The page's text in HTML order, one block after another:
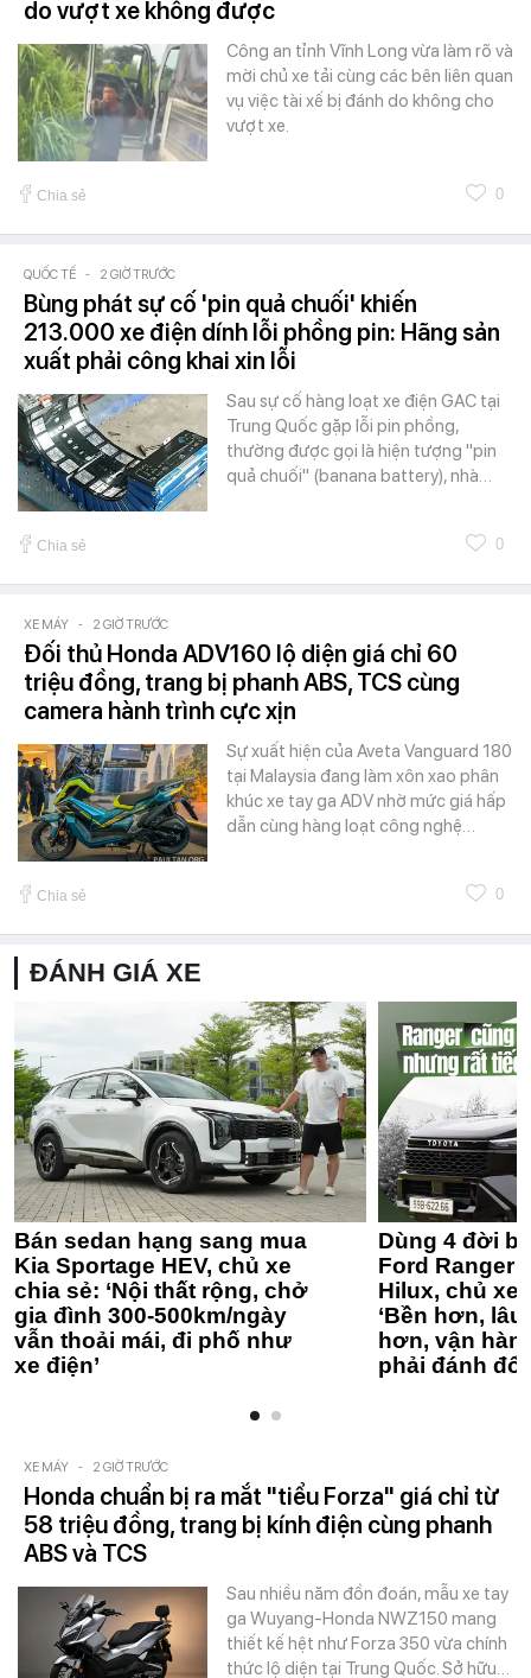
do vượt xe không được
Công an tỉnh Vĩnh Long vừa làm rõ và
mời chủ xe tải cùng các bên liên quan
vụ việc tài xế bị đánh do không cho
vượt xe.
Chia sẻ 0
QUỐC TẾ - 2 GIỜ TRƯỚC
Bùng phát sự cố 'pin quả chuối' khiến
213.000 xe điện dính lỗi phồng pin: Hãng sản
xuất phải công khai xin lỗi
Sau sự cố hàng loạt xe điện GAC tại
Trung Quốc gặp lỗi pin phồng,
thường được gọi là hiện tượng "pin
quả chuối" (banana battery), nhà…
Chia sẻ 0
XE MÁY - 2 GIỜ TRƯỚC
Đối thủ Honda ADV160 lộ diện giá chỉ 60
triệu đồng, trang bị phanh ABS, TCS cùng
camera hành trình cực xịn
Sự xuất hiện của Aveta Vanguard 180
tại Malaysia đang làm xôn xao phân
khúc xe tay ga ADV nhờ mức giá hấp
dẫn cùng hàng loạt công nghệ…
Chia sẻ 0
ĐÁNH GIÁ XE
Bán sedan hạng sang mua
Kia Sportage HEV, chủ xe
chia sẻ: ‘Nội thất rộng, chở
gia đình 300-500km/ngày
vẫn thoải mái, đi phố như
xe điện’
Dùng 4 đời
Ford Ranger
Hilux, chủ xe
‘Bền hơn,
hơn, vận
phải đánh
XE MÁY - 2 GIỜ TRƯỚC
Honda chuẩn bị ra mắt "tiểu Forza" giá chỉ từ
58 triệu đồng, trang bị kính điện cùng phanh
ABS và TCS
Sau nhiều năm đồn đoán, mẫu xe tay
ga Wuyang-Honda NWZ150 mang
thiết kế hệt như Forza 350 vừa chính
thức lộ diện tại Trung Quốc. Sở hữu…